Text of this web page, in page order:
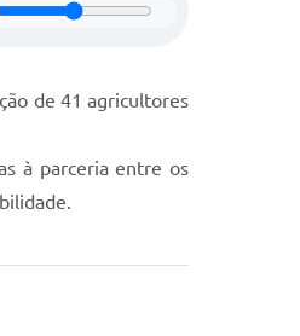
de 41 agricultores
à parceria entre os